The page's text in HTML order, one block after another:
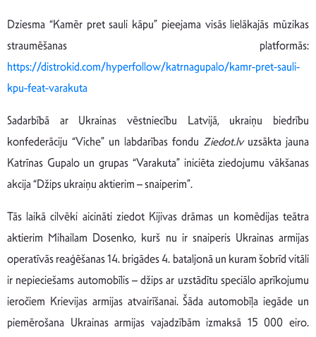
Dziesma “Kamēr pret sauli kāpu” pieejama visās lielākajās mūzikas
straumēšanas platformās:
https://distrokid.com/hyperfollow/katrnagupalo/kamr-pret-sauli-
kpu-feat-varakuta
Sadarbībā ar Ukrainas vēstniecību Latvijā, ukraiņu biedrību
konfederāciju “Viche” un labdarības fondu Ziedot.lvuzsākta jauna
Katrīnas Gupalo un grupas “Varakuta” iniciēta ziedojumu vākšanas
akcija “Džips ukraiņu aktierim – snaiperim”.
Tās laikā cilvēki aicināti ziedot Kijivas drāmas un komēdijas teātra
aktierim Mihailam Dosenko, kurš nu ir snaiperis Ukrainas armijas
operatīvās reaģēšanas 14. brigādes 4. bataljonā un kuram šobrīd vitāli
ir nepieciešams automobīlis – džips ar uzstādītu speciālo aprīkojumu
ieročiem Krievijas armijas atvairīšanai. Šāda automobīļa iegāde un
piemērošana Ukrainas armijas vajadzībām izmaksā 15 000 eiro.